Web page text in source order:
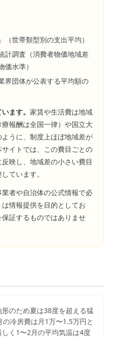
世帯類型別の支出平均）
計調査（消費者物価地域差
水準）
界団体が公表する平均額の
ます。 家賃や生活費は地域
報酬は全国一律）や国立大
うに、制度上ほぼ地域差が
イトでは、この費目ごとの
映し、地域差の小さい費目
ています。
者や自治体の公式情報で必
情報提供を目的としてお
証するものではありませ
のため夏は38度を超える猛
冷房費は月1万〜1.5万円と
く1〜2月の平均気温は4度